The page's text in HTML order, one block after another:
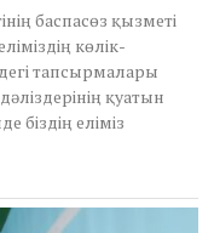
баспасөз қызметі
көлік-
тапсырмалары
қуатын
біздің еліміз